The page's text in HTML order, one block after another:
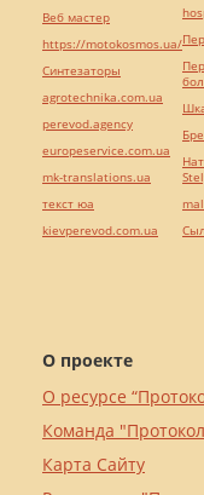
О проекте
О ресурсе
Команда
Карта Сайту
Веб мастер
https://motokosmos.ua/
Синтезаторы
agrotechnika.com.ua
perevod.agency
europeservice.com.ua
mk-translations.ua
текст юа
kievperevod.com.ua